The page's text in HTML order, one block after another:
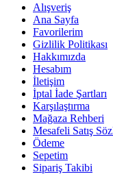
Alışveriş
Ana Sayfa
Favorilerim
Gizlilik Politikası
Hakkımızda
Hesabım
İletişim
İptal İade Şartları
Karşılaştırma
Mağaza Rehberi
Mesafeli Satış
Ödeme
Sepetim
Sipariş Takibi